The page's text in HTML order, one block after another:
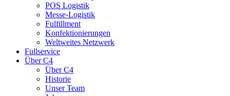
POS Logistik
Messe-Logistik
Fulfillment
Konfektionierungen
Weltweites Netzwerk
Fullservice
Über C4
Über C4
Historie
Unser Team